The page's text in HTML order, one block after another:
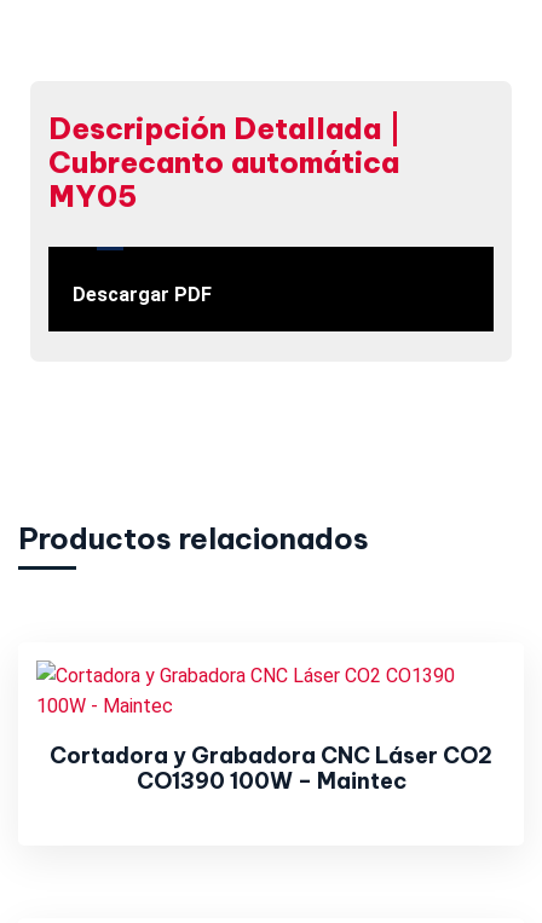
Descripción Detallada |
Cubrecanto automática
MY05
Descargar PDF
Productos relacionados
Cortadora y Grabadora CNC Láser CO2
CO1390 100W – Maintec